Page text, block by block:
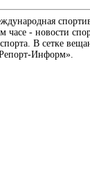
часе - новости
В сетке
Информ».